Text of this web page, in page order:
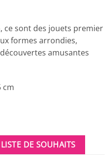
ce sont des jouets premier
formes arrondies,
amusantes
cm
DE SOUHAITS